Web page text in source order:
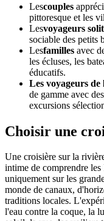
Lescouples
pittoresque et les
Lesvoyageurs
sociable des petits
Lesfamilles avec
les écluses, les
éducatifs.
Les voyageurs de
de gamme avec
excursions
Choisir une
Une croisière sur la
intime de comprendre
uniquement sur les
monde de canaux,
traditions locales.
l'eau contre la coque, la